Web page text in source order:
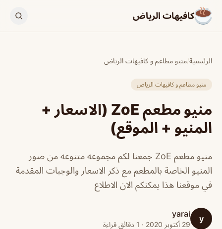
كافيهات الرياض
الرئيسية/منيو مطاعم و كافيهات الرياض
منيو مطاعم و كافيهات الرياض
منيو مطعم ZoE (الاسعار +
المنيو + الموقع)
منيو مطعم ZoE جمعنا لكم مجموعه متنوعه من صور
المنيو الخاصة بالمطعم مع ذكر الاسعار والوجبات المقدمة
في موقعنا هذا يمكنكم الان الاطلاع
y
yarai
29 أكتوبر 2020 · 1 دقائق قراءة